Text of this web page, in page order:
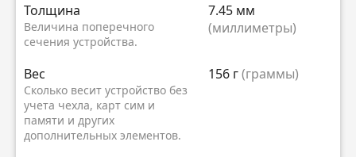
Толщина
Величина поперечного
сечения устройства.
7.45 мм
(миллиметры)
Вес
Сколько весит устройство без
учета чехла, карт сим и
памяти и других
дополнительных элементов.
156 г(граммы)